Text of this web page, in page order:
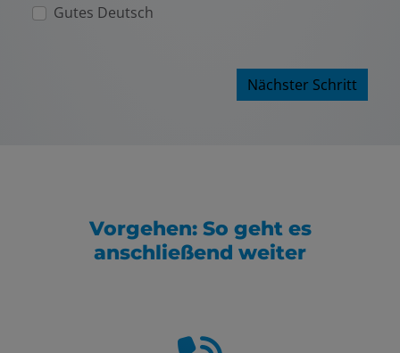
Gutes Deutsch
Nächster Schritt
Vorgehen: So geht es
anschließend weiter